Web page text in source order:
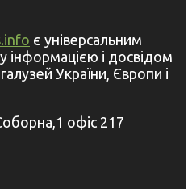
є універсальним
інформацією і досвідом
України, Європи і
офіс 217